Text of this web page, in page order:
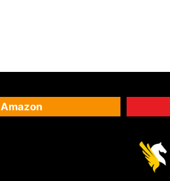
Amazon